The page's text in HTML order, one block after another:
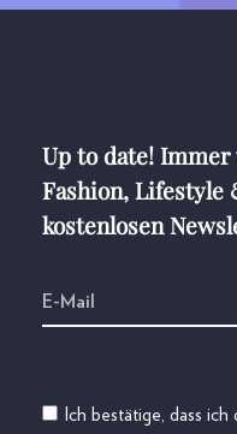
Up to date!
Fashion, Lifestyle
kostenlosen
Ich bestätige, dass ich